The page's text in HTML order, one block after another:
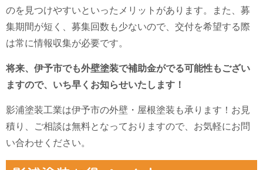
のを見つけやすいといったメリットがあります。また、募
集期間が短く、募集回数も少ないので、交付を希望する際
は常に情報収集が必要です。
将来、伊予市でも外壁塗装で補助金がでる可能性もござい
ますので、いち早くお知らせいたします！
影浦塗装工業は伊予市の外壁・屋根塗装も承ります！お見
積り、ご相談は無料となっておりますので、お気軽にお問
い合わせください。